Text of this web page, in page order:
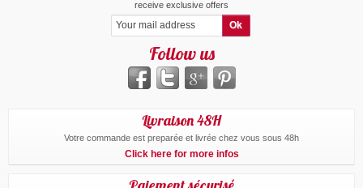
receive exclusive offers
Follow us
Livraison 48H
Votre commande est preparée et livrée chez vous sous 48h
Click here for more infos